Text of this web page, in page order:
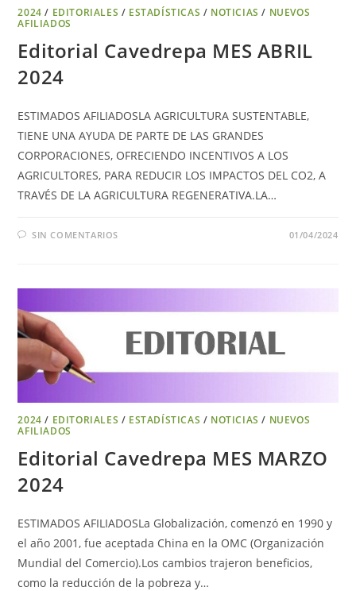
2024 / EDITORIALES / ESTADÍSTICAS / NOTICIAS / NUEVOS
AFILIADOS
Editorial Cavedrepa MES ABRIL
2024
ESTIMADOS AFILIADOSLA AGRICULTURA SUSTENTABLE,
TIENE UNA AYUDA DE PARTE DE LAS GRANDES
CORPORACIONES, OFRECIENDO INCENTIVOS A LOS
AGRICULTORES, PARA REDUCIR LOS IMPACTOS DEL CO2, A
TRAVÉS DE LA AGRICULTURA REGENERATIVA.LA…
SIN COMENTARIOS 01/04/2024
2024 / EDITORIALES / ESTADÍSTICAS / NOTICIAS / NUEVOS
AFILIADOS
Editorial Cavedrepa MES MARZO
2024
ESTIMADOS AFILIADOSLa Globalización, comenzó en 1990 y
el año 2001, fue aceptada China en la OMC (Organización
Mundial del Comercio).Los cambios trajeron beneficios,
como la reducción de la pobreza y…